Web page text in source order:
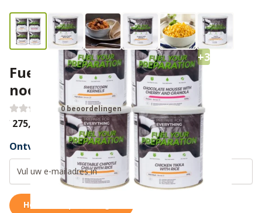
+3
Fuel Your Preparation 7 dagen
noodrantsoen
0 beoordelingen
€ 275,00
Ontvang een weer op voorraad notificatie
Houd me op de hoogte